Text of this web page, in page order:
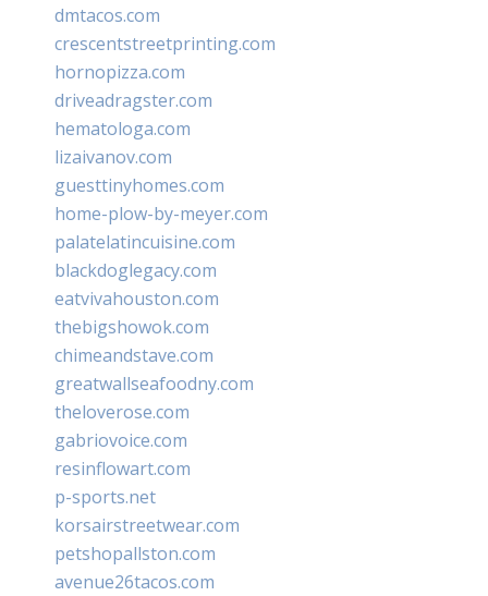
dmtacos.com
crescentstreetprinting.com
hornopizza.com
driveadragster.com
hematologa.com
lizaivanov.com
guesttinyhomes.com
home-plow-by-meyer.com
palatelatincuisine.com
blackdoglegacy.com
eatvivahouston.com
thebigshowok.com
chimeandstave.com
greatwallseafoodny.com
theloverose.com
gabriovoice.com
resinflowart.com
p-sports.net
korsairstreetwear.com
petshopallston.com
avenue26tacos.com